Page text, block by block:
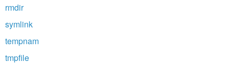
rmdir
symlink
tempnam
tmpfile